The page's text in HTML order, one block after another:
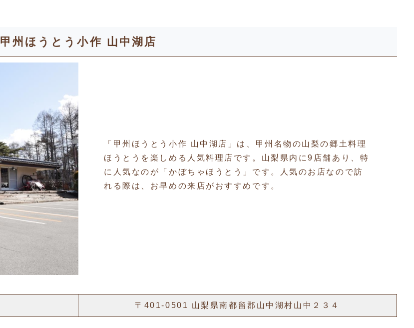
甲州ほうとう小作 山中湖店
「甲州ほうとう小作 山中湖店」は、甲州名物の山梨の郷土料理
ほうとうを楽しめる人気料理店です。山梨県内に9店舗あり、特
に人気なのが「かぼちゃほうとう」です。人気のお店なので訪
れる際は、お早めの来店がおすすめです。
〒401-0501 山梨県南都留郡山中湖村山中２３４